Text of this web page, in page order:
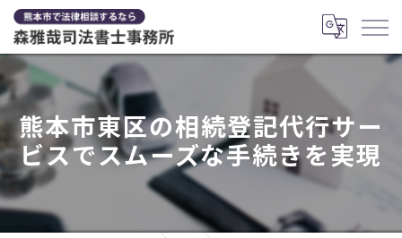
熊本市東区の相続登記代行サー
ビスでスムーズな手続きを実現